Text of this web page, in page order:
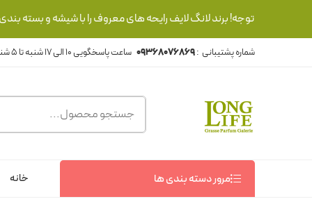
توجه! برند لانگ لایف رایحه های معروف را با شیشه و بسته
شماره پشتیبانی :09368076869
مرور دسته بندی ها خانه